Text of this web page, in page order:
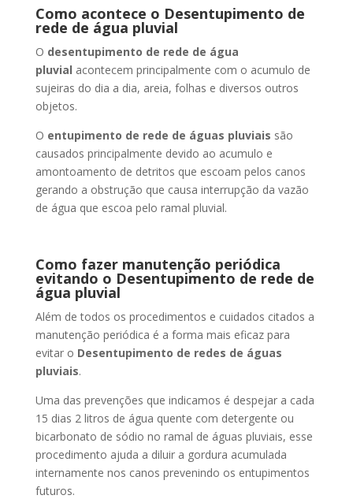
Como acontece o Desentupimento de
rede de água pluvial
O desentupimento de rede de água
pluvial acontecem principalmente com o acumulo de
sujeiras do dia a dia, areia, folhas e diversos outros
objetos.
O entupimento de rede de águas pluviais são
causados principalmente devido ao acumulo e
amontoamento de detritos que escoam pelos canos
gerando a obstrução que causa interrupção da vazão
de água que escoa pelo ramal pluvial.
Como fazer manutenção periódica
evitando o Desentupimento de rede de
água pluvial
Além de todos os procedimentos e cuidados citados a
manutenção periódica é a forma mais eficaz para
evitar o Desentupimento de redes de águas
pluviais.
Uma das prevenções que indicamos é despejar a cada
15 dias 2 litros de água quente com detergente ou
bicarbonato de sódio no ramal de águas pluviais, esse
procedimento ajuda a diluir a gordura acumulada
internamente nos canos prevenindo os entupimentos
futuros.